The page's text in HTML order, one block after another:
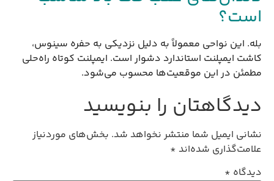
است؟
بله. این نواحی معمولاً به دلیل نزدیکی به حفره سینوس،
کاشت ایمپلنت استاندارد دشوار است. ایمپلنت کوتاه راه‌حلی
مطمئن در این موقعیت‌ها محسوب می‌شود.
دیدگاهتان را بنویسید
نشانی ایمیل شما منتشر نخواهد شد. بخش‌های موردنیاز
علامت‌گذاری شده‌اند *
دیدگاه *